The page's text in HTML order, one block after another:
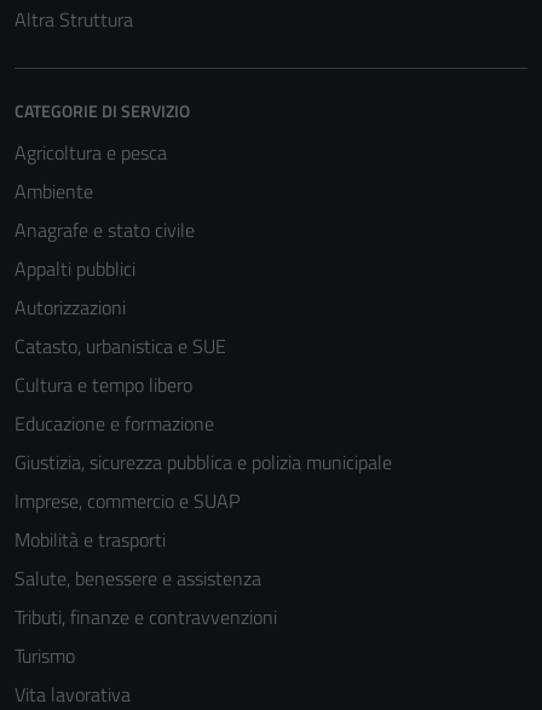
Altra Struttura
CATEGORIE DI SERVIZIO
Agricoltura e pesca
Ambiente
Anagrafe e stato civile
Appalti pubblici
Autorizzazioni
Catasto, urbanistica e SUE
Cultura e tempo libero
Educazione e formazione
Giustizia, sicurezza pubblica e polizia municipale
Imprese, commercio e SUAP
Mobilità e trasporti
Salute, benessere e assistenza
Tributi, finanze e contravvenzioni
Turismo
Vita lavorativa
per il